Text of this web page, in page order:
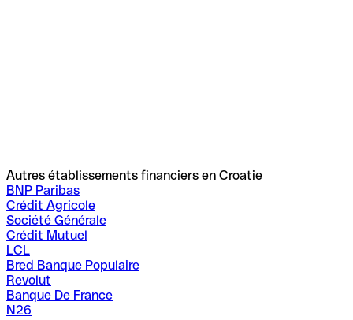
Autres établissements financiers en Croatie
BNP Paribas
Crédit Agricole
Société Générale
Crédit Mutuel
LCL
Bred Banque Populaire
Revolut
Banque De France
N26